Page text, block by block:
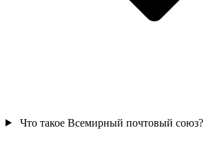
Что такое Всемирный почтовый союз?